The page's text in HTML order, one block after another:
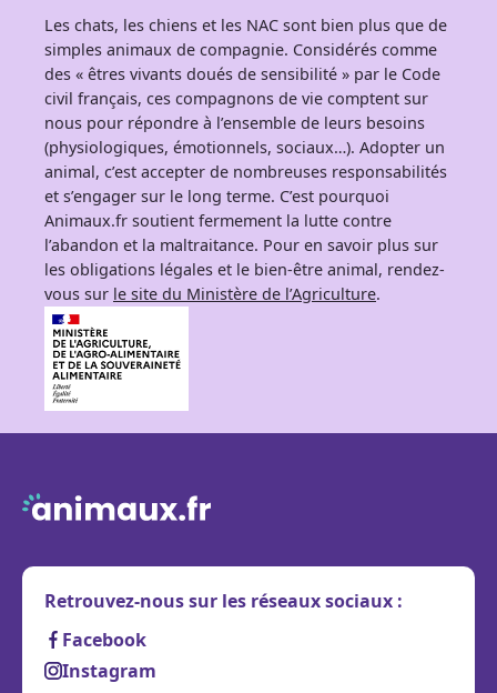
Les chats, les chiens et les NAC sont bien plus que de
simples animaux de compagnie. Considérés comme
des « êtres vivants doués de sensibilité » par le Code
civil français, ces compagnons de vie comptent sur
nous pour répondre à l’ensemble de leurs besoins
(physiologiques, émotionnels, sociaux…). Adopter un
animal, c’est accepter de nombreuses responsabilités
et s’engager sur le long terme. C’est pourquoi
Animaux.fr soutient fermement la lutte contre
l’abandon et la maltraitance. Pour en savoir plus sur
les obligations légales et le bien-être animal, rendez-
vous sur le site du Ministère de l’Agriculture.
Retrouvez-nous sur les réseaux sociaux :
Facebook
Instagram